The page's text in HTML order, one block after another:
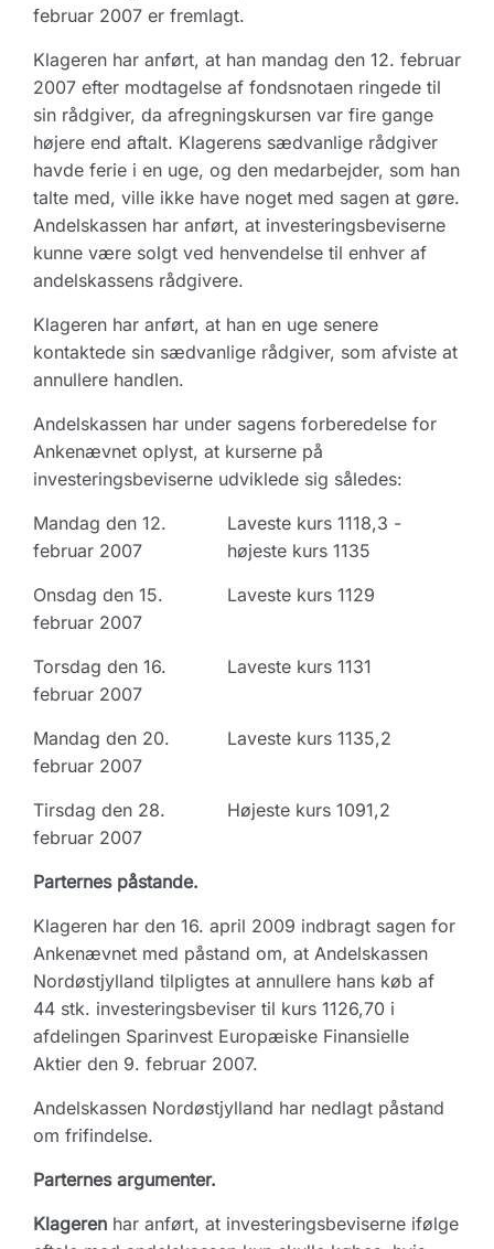
februar 2007 er fremlagt.
Klageren har anført, at han mandag den 12. februar
2007 efter modtagelse af fondsnotaen ringede til
sin rådgiver, da afregningskursen var fire gange
højere end aftalt. Klagerens sædvanlige rådgiver
havde ferie i en uge, og den medarbejder, som han
talte med, ville ikke have noget med sagen at gøre.
Andelskassen har anført, at investeringsbeviserne
kunne være solgt ved henvendelse til enhver af
andelskassens rådgivere.
Klageren har anført, at han en uge senere
kontaktede sin sædvanlige rådgiver, som afviste at
annullere handlen.
Andelskassen har under sagens forberedelse for
Ankenævnet oplyst, at kurserne på
investeringsbeviserne udviklede sig således:
Mandag den 12.
februar 2007
Laveste kurs 1118,3 -
højeste kurs 1135
Onsdag den 15.
februar 2007
Laveste kurs 1129
Torsdag den 16.
februar 2007
Laveste kurs 1131
Mandag den 20.
februar 2007
Laveste kurs 1135,2
Tirsdag den 28.
februar 2007
Højeste kurs 1091,2
Parternes påstande.
Klageren har den 16. april 2009 indbragt sagen for
Ankenævnet med påstand om, at Andelskassen
Nordøstjylland tilpligtes at annullere hans køb af
44 stk. investeringsbeviser til kurs 1126,70 i
afdelingen Sparinvest Europæiske Finansielle
Aktier den 9. februar 2007.
Andelskassen Nordøstjylland har nedlagt påstand
om frifindelse.
Parternes argumenter.
Klageren har anført, at investeringsbeviserne ifølge